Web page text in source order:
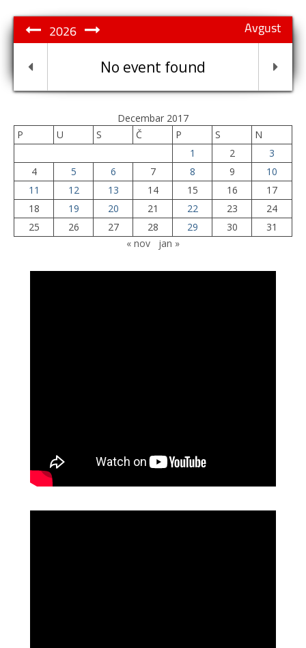
Avgust
2026
No event found
Decembar 2017
P
U S Č P S
N
1
2
3
4
5 6 7 8 9
10
11
12 13 14 15 16
17
18
19 20 21 22 23
24
25
26 27 28 29 30
31
« nov
jan »